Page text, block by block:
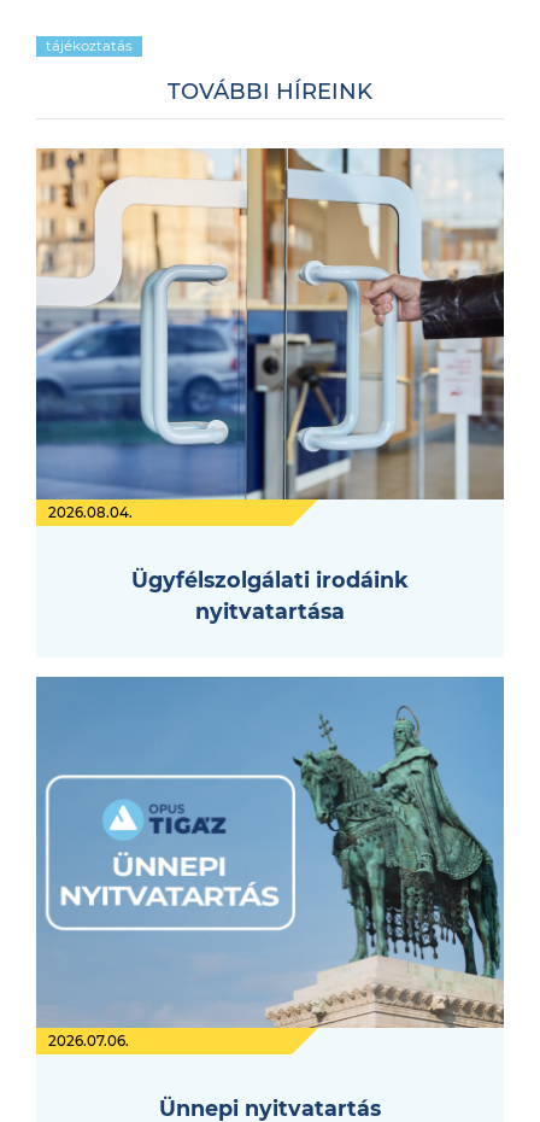
tájékoztatás
TOVÁBBI HÍREINK
2026.08.04.
Ügyfélszolgálati irodáink
nyitvatartása
2026.07.06.
Ünnepi nyitvatartás